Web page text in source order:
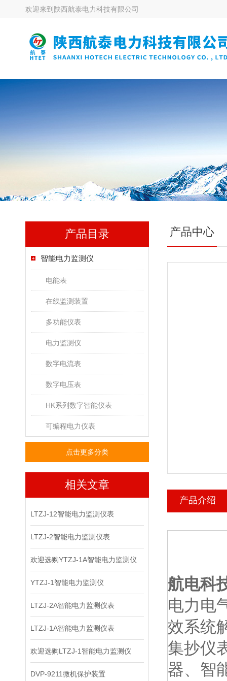
欢迎来到 陕西航泰电力科技有限公司
产品目录
智能电力监测仪
电能表
在线监测装置
多功能仪表
电力监测仪
数字电流表
数字电压表
HK系列数字智能仪表
可编程电力仪表
点击更多分类
相关文章
LTZJ-12智能电力监测仪表
LTZJ-2智能电力监测仪表
欢迎选购YTZJ-1A智能电力监测仪
YTZJ-1智能电力监测仪
LTZJ-2A智能电力监测仪表
LTZJ-1A智能电力监测仪表
欢迎选购LTZJ-1智能电力监测仪
DVP-9211微机保护装置
产品中心
产品介绍
航电科
电力电
效系统
集抄仪
器、智